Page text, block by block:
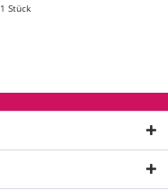
1 Stück